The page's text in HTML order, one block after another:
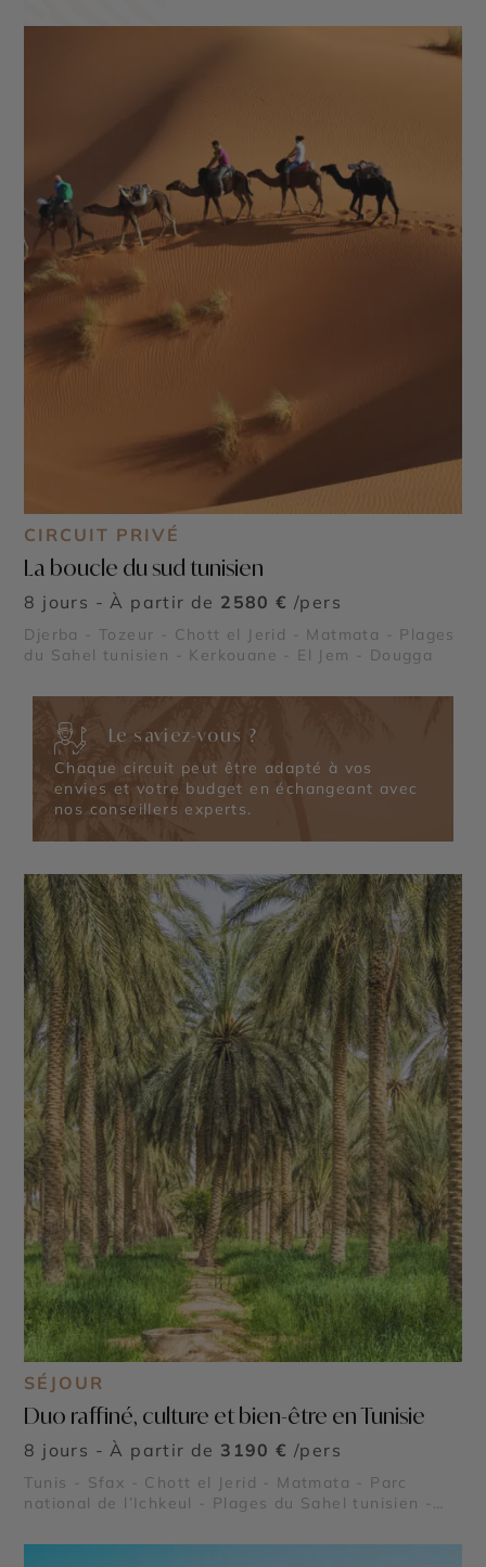
CIRCUIT PRIVÉ
La boucle du sud tunisien
8 jours - À partir de 2580 € /pers
Djerba - Tozeur - Chott el Jerid - Matmata - Plages
du Sahel tunisien - Kerkouane - El Jem - Dougga
Le saviez-vous ?
Chaque circuit peut être adapté à vos
envies et votre budget en échangeant avec
nos conseillers experts.
SÉJOUR
Duo raffiné, culture et bien-être en Tunisie
8 jours - À partir de 3190 € /pers
Tunis - Sfax - Chott el Jerid - Matmata - Parc
national de l’Ichkeul - Plages du Sahel tunisien -